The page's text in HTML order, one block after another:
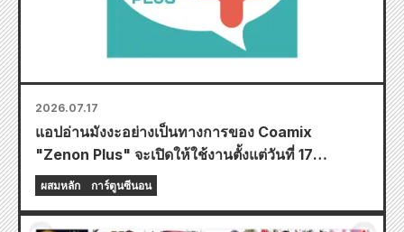
2026.07.17
แอปอ่านมังงะอย่างเป็นทางการของ Coamix
"Zenon Plus" จะเปิดให้ใช้งานตั้งแต่วันที่ 17
กรกฎาคมนี้! แอปนี้อัดแน่นไปด้วยฟีเจอร์มากมายที่จะ
ทำให้คุณเพลิดเพลินอย่างเต็มที่ รวมถึงฟีเจอร์ "เลือก
บทแรกฟรี" และ "อัปเดตทุกวัน"!
ผสมหลัก การ์ตูนซีนอน